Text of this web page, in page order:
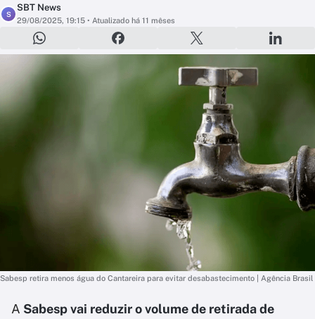
S
SBT News
29/08/2025, 19:15 • Atualizado há 11 mêses
Sabesp retira menos água do Cantareira para evitar desabastecimento | Agência Brasil
A Sabesp vai reduzir o volume de retirada de